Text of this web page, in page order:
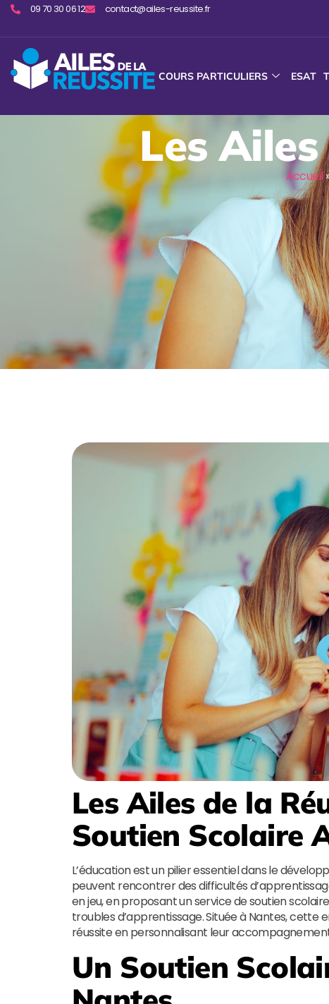
09 70 30 06 12 contact@ailes-reussite.fr
COURS PARTICULIERS ESAT
Les
Accueil
Les Ailes de la
Soutien Scolaire
L’éducation est un pilier essentiel dans le
peuvent rencontrer des difficultés
en jeu, en proposant un service de soutien
troubles d’apprentissage. Située à Nantes,
réussite en personnalisant leur
Un Soutien